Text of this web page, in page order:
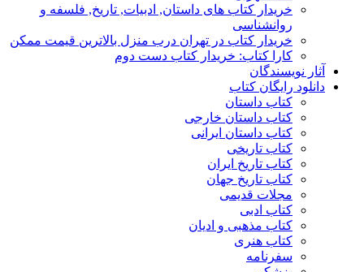
خریدار کتاب های داستان, ادبیات, تاریخ, فلسفه و
روانشناسی
خریدار کتاب در تهران درب منزل بالاترین قیمت ممکن
کارا کتاب: خریدار کتاب دست دوم
آثار نویسندگان
دانلود رایگان کتاب
کتاب داستان
کتاب داستان خارجی
کتاب داستان ایرانی
کتاب تاریخی
کتاب تاریخ ایران
کتاب تاریخ جهان
مجلات قدیمی
کتاب ادبی
کتاب مذهبی و ادیان
کتاب هنری
سفرنامه